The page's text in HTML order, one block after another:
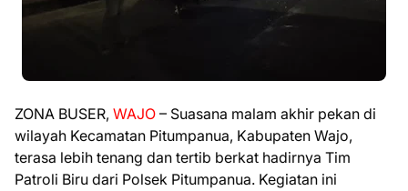
ZONA BUSER, WAJO – Suasana malam akhir pekan di
wilayah Kecamatan Pitumpanua, Kabupaten Wajo,
terasa lebih tenang dan tertib berkat hadirnya Tim
Patroli Biru dari Polsek Pitumpanua. Kegiatan ini